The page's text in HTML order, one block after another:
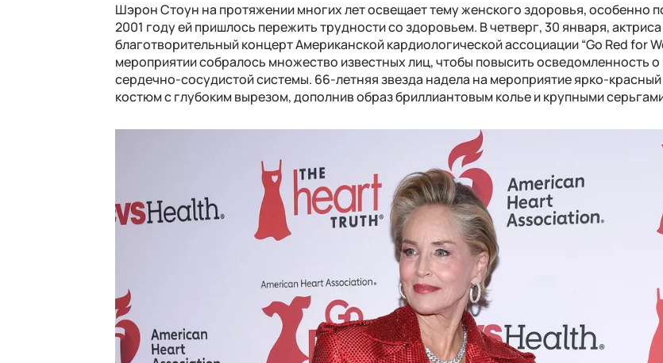
Шэрон Стоун на протяжении многих лет освещает тему женского здоровья, особенно
2001 году ей пришлось пережить трудности со здоровьем. В четверг, 30 января,
благотворительный концерт Американской кардиологической ассоциации “Go Red for
мероприятии собралось множество известных лиц, чтобы повысить осведомленность
сердечно-сосудистой системы. 66-летняя звезда надела на мероприятие ярко-
костюм с глубоким вырезом, дополнив образ бриллиантовым колье и крупными